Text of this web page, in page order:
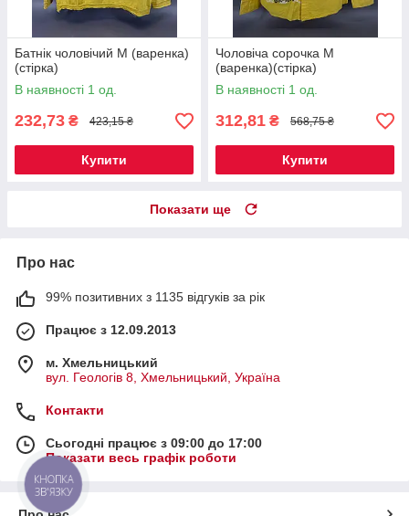
Батнік чоловічий М (варенка)
(стірка)
В наявності 1 од.
232,73 ₴ 423,15 ₴
Купити
Чоловіча сорочка М
(варенка)(стірка)
В наявності 1 од.
312,81 ₴ 568,75 ₴
Купити
Показати ще
Про нас
99% позитивних з 1135 відгуків за рік
Працює з 12.09.2013
м. Хмельницький
вул. Геологів 8, Хмельницький, Україна
Контакти
Сьогодні працює з 09:00 до 17:00
Показати весь графік роботи
КНОПКА
ЗВ'ЯЗКУ